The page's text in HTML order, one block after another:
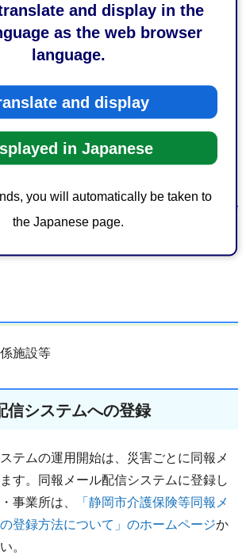
and display in the
as the web browser
language.
and display
in Japanese
you will automatically be taken to
the Japanese page.
)（PDF：291KB）
災害時情報共有システムの訓練実施につ
和8年度災害時情報共有システム訓練計画
)（PDF：292KB）
訓練当日の流れ）（PDF：267KB）
曜日）10時00分から5月26日（火曜
施設等
信システムへの登録
テムの運用開始は、災害ごとに同報メ
す。同報メール配信システムに登録し
事業所は、
「静岡市介護保険等同報メ
登録方法について」のホームページか
。